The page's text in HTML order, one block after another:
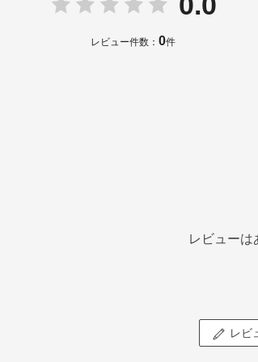
レビュー件数： 0件
レビューは
レビ